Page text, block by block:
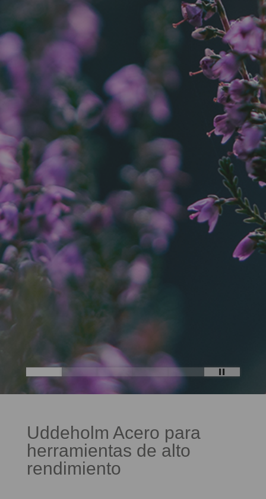
Uddeholm Acero para
herramientas de alto
rendimiento